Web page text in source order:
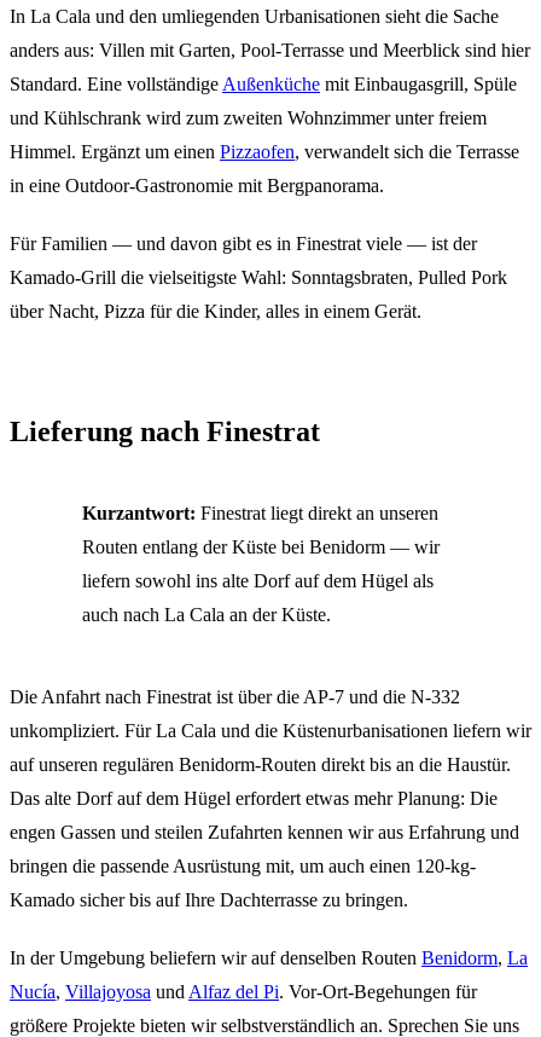
In La Cala und den umliegenden Urbanisationen sieht die Sache
anders aus: Villen mit Garten, Pool-Terrasse und Meerblick sind hier
Standard. Eine vollständige Außenküche mit Einbaugasgrill, Spüle
und Kühlschrank wird zum zweiten Wohnzimmer unter freiem
Himmel. Ergänzt um einen Pizzaofen, verwandelt sich die Terrasse
in eine Outdoor-Gastronomie mit Bergpanorama.
Für Familien — und davon gibt es in Finestrat viele — ist der
Kamado-Grill die vielseitigste Wahl: Sonntagsbraten, Pulled Pork
über Nacht, Pizza für die Kinder, alles in einem Gerät.
Lieferung nach Finestrat
Kurzantwort: Finestrat liegt direkt an unseren
Routen entlang der Küste bei Benidorm — wir
liefern sowohl ins alte Dorf auf dem Hügel als
auch nach La Cala an der Küste.
Die Anfahrt nach Finestrat ist über die AP-7 und die N-332
unkompliziert. Für La Cala und die Küstenurbanisationen liefern wir
auf unseren regulären Benidorm-Routen direkt bis an die Haustür.
Das alte Dorf auf dem Hügel erfordert etwas mehr Planung: Die
engen Gassen und steilen Zufahrten kennen wir aus Erfahrung und
bringen die passende Ausrüstung mit, um auch einen 120-kg-
Kamado sicher bis auf Ihre Dachterrasse zu bringen.
In der Umgebung beliefern wir auf denselben Routen Benidorm, La
Nucía, Villajoyosa und Alfaz del Pi. Vor-Ort-Begehungen für
größere Projekte bieten wir selbstverständlich an. Sprechen Sie uns